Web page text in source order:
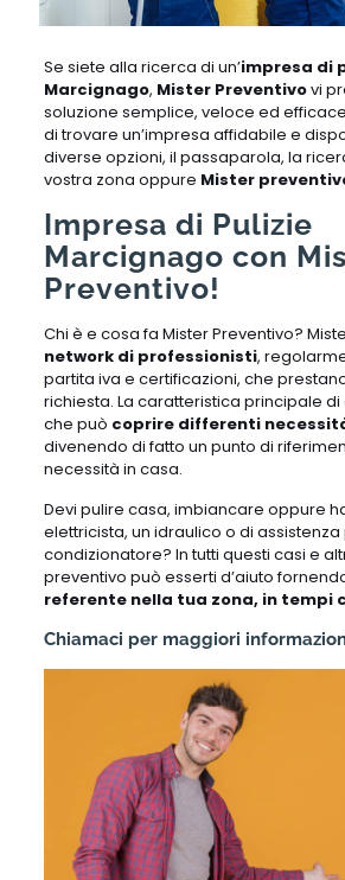
Se siete alla ricerca di un’impresa di
Marcignago, Mister Preventivovi
soluzione semplice, veloce ed
di trovare un’impresa affidabile e
diverse opzioni, il passaparola, la
vostra zona oppure Mister
Impresa di Pulizie
Marcignago con
Preventivo!
Chi è e cosa fa Mister Preventivo?
network di professionisti,
partita iva e certificazioni, che
richiesta. La caratteristica principale
che può coprire differenti
divenendo di fatto un punto di
necessità in casa.
Devi pulire casa, imbiancare oppure
elettricista, un idraulico o di assistenza
condizionatore? In tutti questi casi e
preventivo può esserti d’aiuto
referente nella tua zona, in tempi
Chiamaci per maggiori